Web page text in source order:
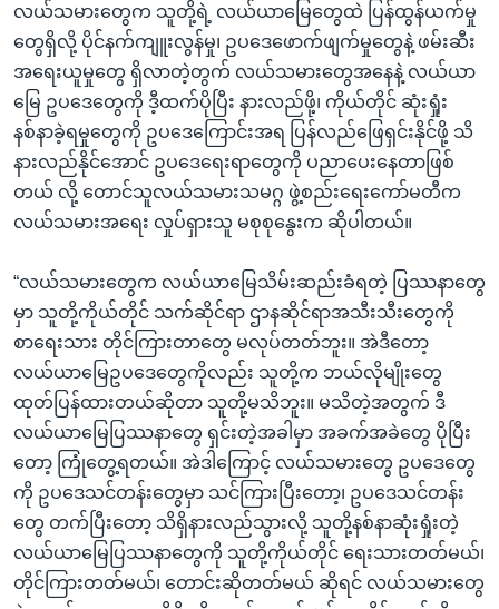
လယ်သမားတွေက သူတို့ရဲ့ လယ်ယာမြေတွေထဲ ပြန်ထွန်ယက်မှု
တွေရှိလို့ ပိုင်နက်ကျူးလွန်မှု၊ ဥပဒေဖောက်ဖျက်မှုတွေနဲ့ ဖမ်းဆီး
အရေးယူမှုတွေ ရှိလာတဲ့တွက် လယ်သမားတွေအနေနဲ့ လယ်ယာ
မြေ ဥပဒေတွေကို ဒီ့ထက်ပိုပြီး နားလည်ဖို့၊ ကိုယ်တိုင် ဆုံးရှုံး
နစ်နာခဲ့ရမှုတွေကို ဥပဒေကြောင်းအရ ပြန်လည်ဖြေရှင်းနိုင်ဖို့ သိ
နားလည်နိုင်အောင် ဥပဒေရေးရာတွေကို ပညာပေးနေတာဖြစ်
တယ် လို့ တောင်သူလယ်သမားသမဂ္ဂ ဖွဲ့စည်းရေးကော်မတီက
လယ်သမားအရေး လှုပ်ရှားသူ မစုစုနွေးက ဆိုပါတယ်။
“လယ်သမားတွေက လယ်ယာမြေသိမ်းဆည်းခံရတဲ့ ပြဿနာတွေ
မှာ သူတို့ကိုယ်တိုင် သက်ဆိုင်ရာ ဌာနဆိုင်ရာအသီးသီးတွေကို
စာရေးသား တိုင်ကြားတာတွေ မလုပ်တတ်ဘူး။ အဲဒီတော့
လယ်ယာမြေဥပဒေတွေကိုလည်း သူတို့က ဘယ်လိုမျိုးတွေ
ထုတ်ပြန်ထားတယ်ဆိုတာ သူတို့မသိဘူး။ မသိတဲ့အတွက် ဒီ
လယ်ယာမြေပြဿနာတွေ ရှင်းတဲ့အခါမှာ အခက်အခဲတွေ ပိုပြီး
တော့ ကြုံတွေ့ရတယ်။ အဲဒါကြောင့် လယ်သမားတွေ ဥပဒေတွေ
ကို ဥပဒေသင်တန်းတွေမှာ သင်ကြားပြီးတော့၊ ဥပဒေသင်တန်း
တွေ တက်ပြီးတော့ သိရှိနားလည်သွားလို့ သူတို့နစ်နာဆုံးရှုံးတဲ့
လယ်ယာမြေပြဿနာတွေကို သူတို့ကိုယ်တိုင် ရေးသားတတ်မယ်၊
တိုင်ကြားတတ်မယ်၊ တောင်းဆိုတတ်မယ် ဆိုရင် လယ်သမားတွေ